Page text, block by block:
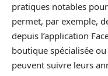
pratiques notables
permet, par exemple,
depuis l’application
boutique spécialisée
peuvent suivre leurs